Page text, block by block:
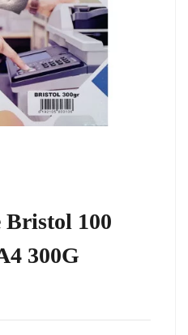
Bristol 100
300G